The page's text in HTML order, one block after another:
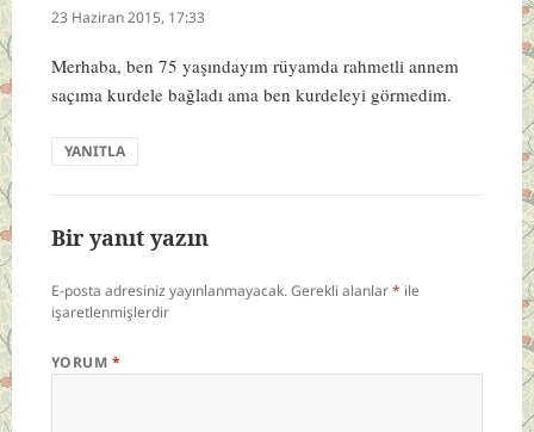
ki:
23 Haziran 2015, 17:33
Merhaba, ben 75 yaşındayım rüyamda rahmetli annem
saçıma kurdele bağladı ama ben kurdeleyi görmedim.
YANITLA
Bir yanıt yazın
E-posta adresiniz yayınlanmayacak.Gerekli alanlar* ile
işaretlenmişlerdir
YORUM *